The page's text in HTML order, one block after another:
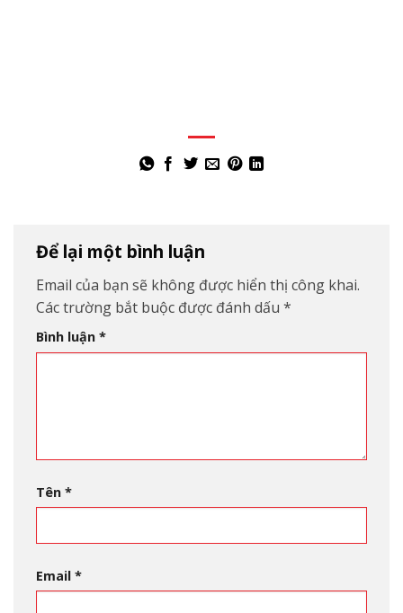
Để lại một bình luận
Email của bạn sẽ không được hiển thị công khai.
Các trường bắt buộc được đánh dấu *
Bình luận *
Tên *
Email *